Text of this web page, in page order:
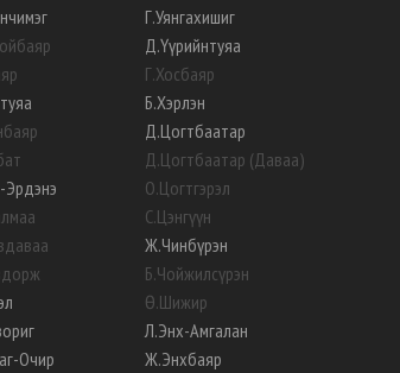
Очир
Г.Уянгахишиг
Д.Үүрийнтуяа
Г.Хосбаяр
Б.Хэрлэн
Д.Цогтбаатар
Д.Цогтбаатар (Даваа)
О.Цогтгэрэл
С.Цэнгүүн
Ж.Чинбүрэн
Б.Чойжилсүрэн
Ө.Шижир
Л.Энх-Амгалан
Ж.Энхбаяр